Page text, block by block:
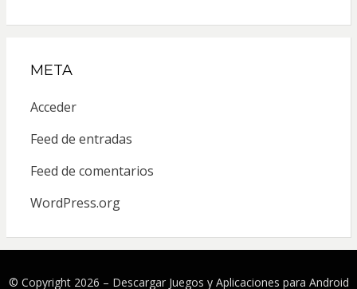
META
Acceder
Feed de entradas
Feed de comentarios
WordPress.org
© Copyright 2026 – Descargar Juegos y Aplicaciones para Android